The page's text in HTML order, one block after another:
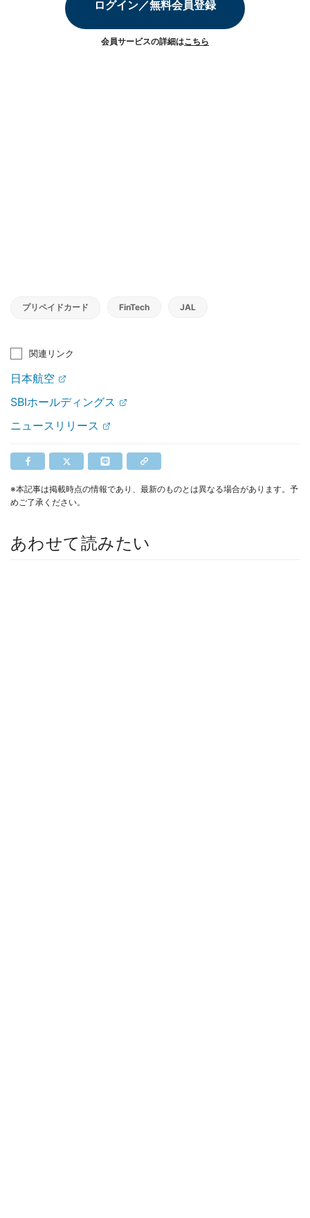
ログイン／無料会員登録
会員サービスの詳細はこちら
プリペイドカード FinTech JAL
関連リンク
日本航空
SBIホールディングス
ニュースリリース
※本記事は掲載時点の情報であり、最新のものとは異なる場合があります。予
めご了承ください。
あわせて読みたい